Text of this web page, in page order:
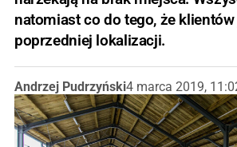
natomiast co do tego, że
poprzedniej lokalizacji.
Andrzej Pudrzyński4 marca 2019,